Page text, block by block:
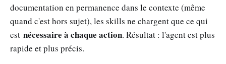
documentation en permanence dans le contexte (même
quand c'est hors sujet), les skills ne chargent que ce qui
est nécessaire à chaque action. Résultat : l'agent est plus
rapide et plus précis.